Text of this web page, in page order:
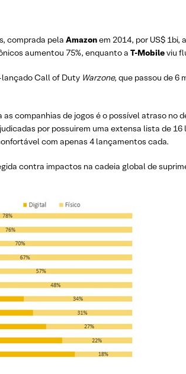
comprada pela Amazonem 2014, por US$ 1bi,
aumentou 75%, enquanto a T-Mobileviu
Call of Duty Warzone, que passou de 6
companhias de jogos é o possível atraso
por possuirem uma extensa lista de
com apenas 4 lançamentos cada.
contra impactos na cadeia global de